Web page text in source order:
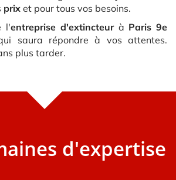
prix et pour tous vos besoins.
l'entreprise d'extincteurà Paris 9e
saura répondre à vos attentes.
plus tarder.
d'expertise